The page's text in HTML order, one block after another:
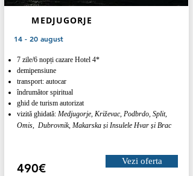
MEDJUGORJE
14 - 20 august
7 zile/6 nopți cazare Hotel 4*
demipensiune
transport: autocar
îndrumător spiritual
ghid de turism autorizat
vizită ghidată: Medjugorje, Križevac, Podbrdo, Split,
Omis, Dubrovnik, Makarska și Insulele Hvar și Brac
490€ Vezi oferta